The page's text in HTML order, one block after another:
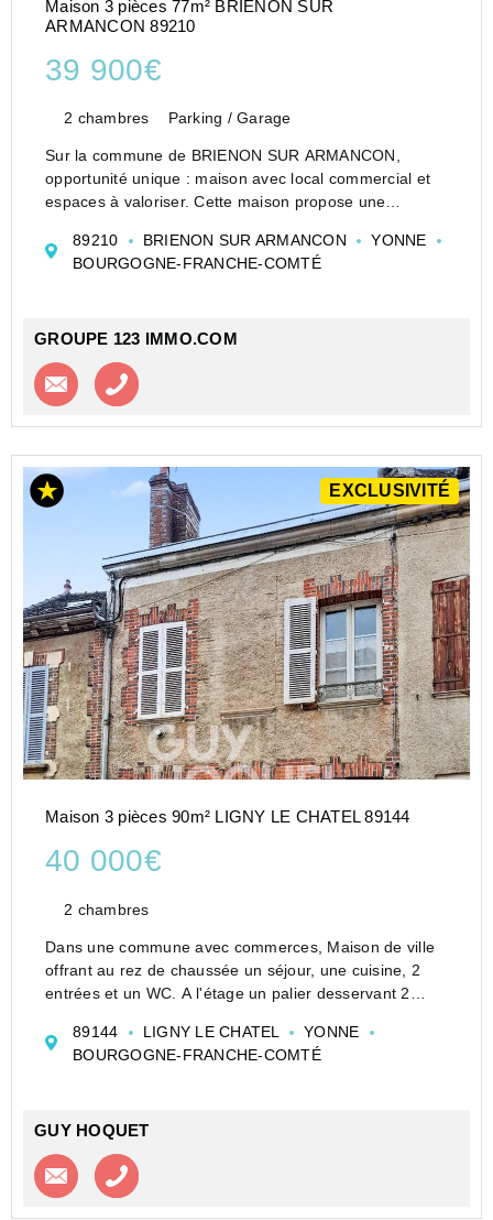
Maison 3 pièces 77m² BRIENON SUR
ARMANCON 89210
39 900€
2 chambres Parking / Garage
Sur la commune de BRIENON SUR ARMANCON,
opportunité unique : maison avec local commercial et
espaces à valoriser. Cette maison propose une
combinant habitation et activité professionnelle, ou
pour un investissem...
89210 BRIENON SUR ARMANCON
YONNE
BOURGOGNE-FRANCHE-COMTÉ
GROUPE 123 IMMO.COM
Contacter l'agence
EXCLUSIVITÉ
Maison 3 pièces 90m² LIGNY LE CHATEL 89144
40 000€
2 chambres
Dans une commune avec commerces, Maison de ville
offrant au rez de chaussée un séjour, une cuisine, 2
entrées et un WC. A l'étage un palier desservant 2
greniers pouvant être aménagés en chambre. Un...
89144 LIGNY LE CHATEL
YONNE
BOURGOGNE-FRANCHE-COMTÉ
GUY HOQUET
Contacter l'agence